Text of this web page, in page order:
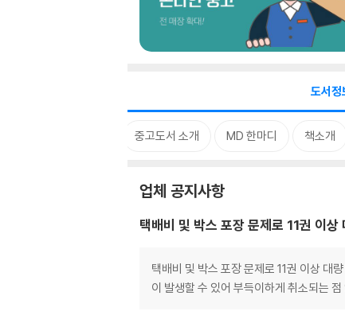
도서정
중고도서 소개 MD 한마디 책소개
업체 공지사항
택배비 및 박스 포장 문제로 11권 이
택배비 및 박스 포장 문제로 11권 이상 대
이 발생할 수 있어 부득이하게 취소되는